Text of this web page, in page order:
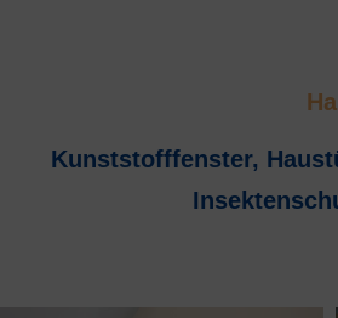
Kunststofffenster,